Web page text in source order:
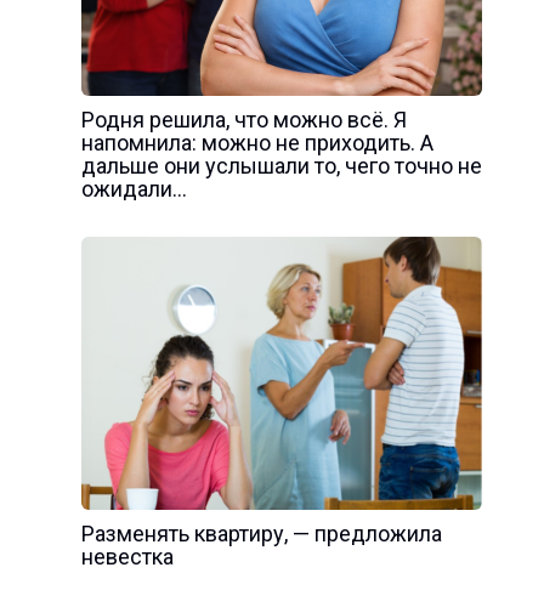
Родня решила, что можно всё. Я
напомнила: можно не приходить. А
дальше они услышали то, чего точно не
ожидали…
Разменять квартиру, — предложила
невестка